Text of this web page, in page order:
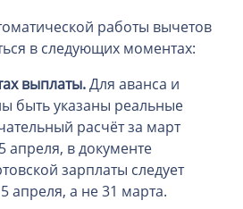
работы вычетов
в следующих моментах:
выплаты.Для аванса и
быть указаны реальные
расчёт за март
апреля, в документе
зарплаты следует
апреля, а не 31 марта.